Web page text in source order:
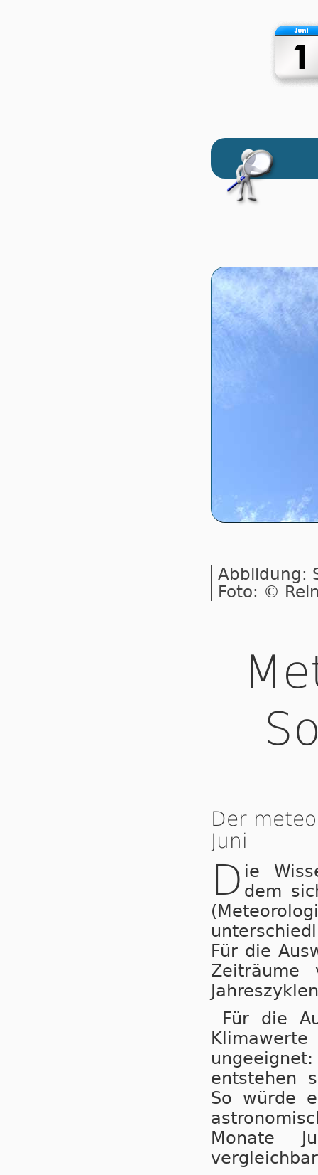
Abbildung:
Foto: ©
Der
Juni
D ie
dem
Für die
Zeiträume
Für die
entstehen
So würde
Monate